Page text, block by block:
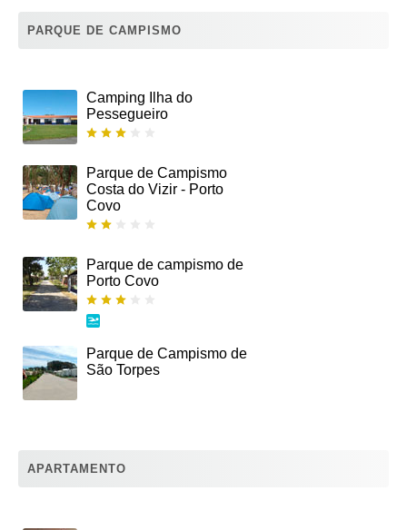
PARQUE DE CAMPISMO
Camping Ilha do
Pessegueiro
Parque de Campismo
Costa do Vizir - Porto
Covo
Parque de campismo de
Porto Covo
Parque de Campismo de
São Torpes
APARTAMENTO